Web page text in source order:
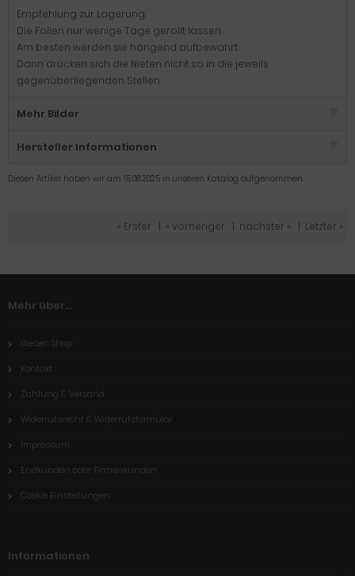
Empfehlung zur Lagerung:
Die Folien nur wenige Tage gerollt lassen.
Am besten werden sie hängend aufbewahrt.
Dann drücken sich die Nieten nicht so in die jeweils
gegenüberliegenden Stellen.
Mehr Bilder
Hersteller Informationen
Diesen Artikel haben wir am 15.08.2025 in unseren Katalog aufgenommen.
« Erster « vorheriger nächster » Letzter »
Mehr über...
diesen Shop
Kontakt
Zahlung & Versand
Widerrufsrecht & Widerrufsformular
Impressum
Endkunden oder Firmenkunden
Cookie Einstellungen
Informationen